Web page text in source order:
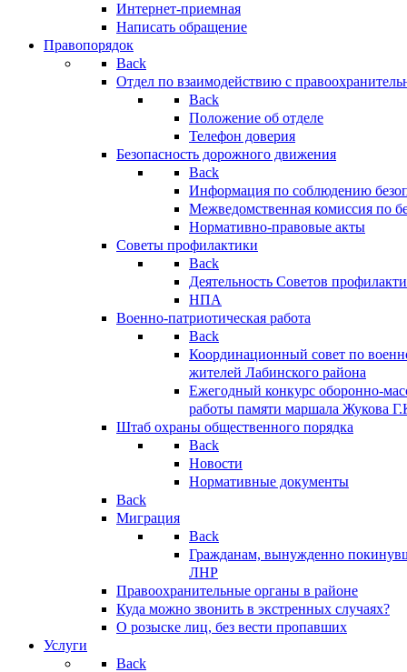
Интернет-приемная
Написать обращение
Правопорядок
Back
Отдел по взаимодействию с
Back
Положение об отделе
Телефон доверия
Безопасность дорожного движения
Back
Информация по соблюдению
Межведомственная комиссия по
Нормативно-правовые акты
Советы профилактики
Back
Деятельность Советов
НПА
Военно-патриотическая работа
Back
Координационный совет по
жителей Лабинского района
Ежегодный конкурс оборонно-
работы памяти маршала Жукова
Штаб охраны общественного порядка
Back
Новости
Нормативные документы
Back
Миграция
Back
Гражданам, вынужденно
ЛНР
Правоохранительные органы в районе
Куда можно звонить в экстренных случаях?
О розыске лиц, без вести пропавших
Услуги
Back